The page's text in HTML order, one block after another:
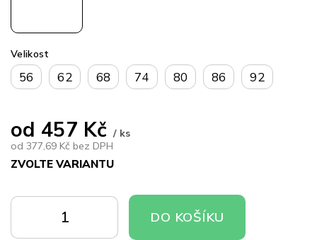
od 457 Kč / ks
od 377,69 Kč bez DPH
ZVOLTE VARIANTU
cena:
Velikost
56 62 68 74 80 86 92
KOŠÍKU
KOŠÍKU
DO KOŠÍKU